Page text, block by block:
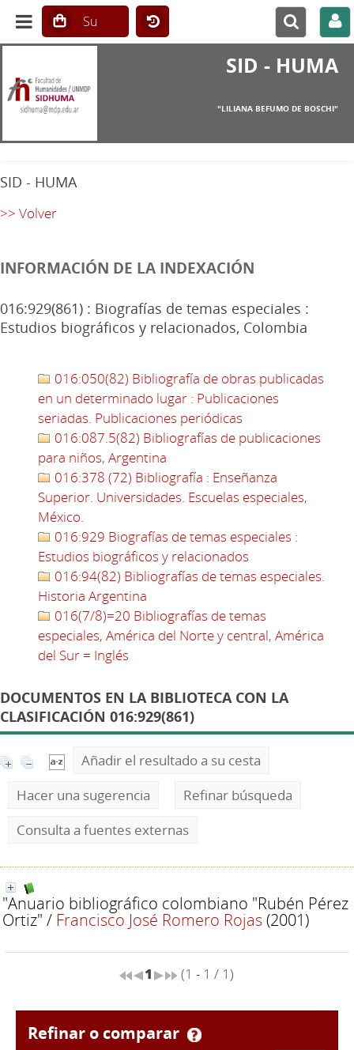
SID - HUMA
"LILIANA BEFUMO DE BOSCHI"
SID - HUMA
>> Volver
INFORMACIÓN DE LA INDEXACIÓN
016:929(861) : Biografías de temas especiales :
Estudios biográficos y relacionados, Colombia
016:050(82) Bibliografía de obras publicadas
en un determinado lugar : Publicaciones
seriadas. Publicaciones periódicas
016:087.5(82) Bibliografías de publicaciones
para niños, Argentina
016:378 (72) Bibliografía : Enseñanza
Superior. Universidades. Escuelas especiales,
México.
016:929 Biografías de temas especiales :
Estudios biográficos y relacionados
016:94(82) Bibliografías de temas especiales.
Historia Argentina
016(7/8)=20 Bibliografías de temas
especiales, América del Norte y central, América
del Sur = Inglés
DOCUMENTOS EN LA BIBLIOTECA CON LA
CLASIFICACIÓN 016:929(861)
Añadir el resultado a su cesta
Hacer una sugerencia
Refinar búsqueda
Consulta a fuentes externas
"Anuario bibliográfico colombiano "Rubén Pérez
Ortiz" / Francisco José Romero Rojas(2001)
1 (1 - 1 / 1)
refinar o comparar